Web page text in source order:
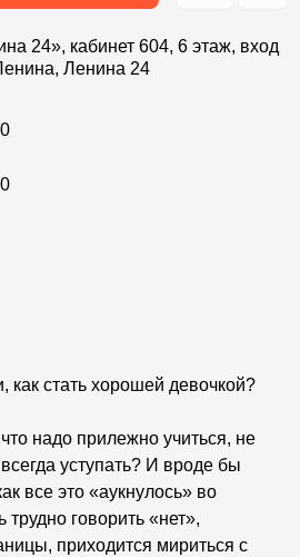
24», кабинет 604, 6 этаж, вход
Ленина 24
как стать хорошей девочкой?
надо прилежно учиться, не
уступать? И вроде бы
все это «аукнулось» во
говорить «нет»,
приходится мириться с